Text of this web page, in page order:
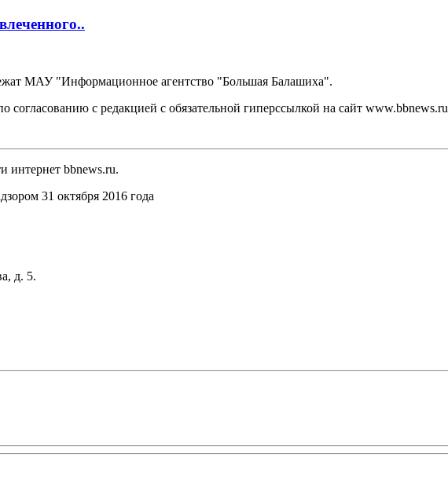
МАУ "Информационное агентство "Большая Балашиха".
согласованию с редакцией с обязательной гиперссылкой на сайт www.bbnews.ru
интернет bbnews.ru.
31 октября 2016 года
д. 5.